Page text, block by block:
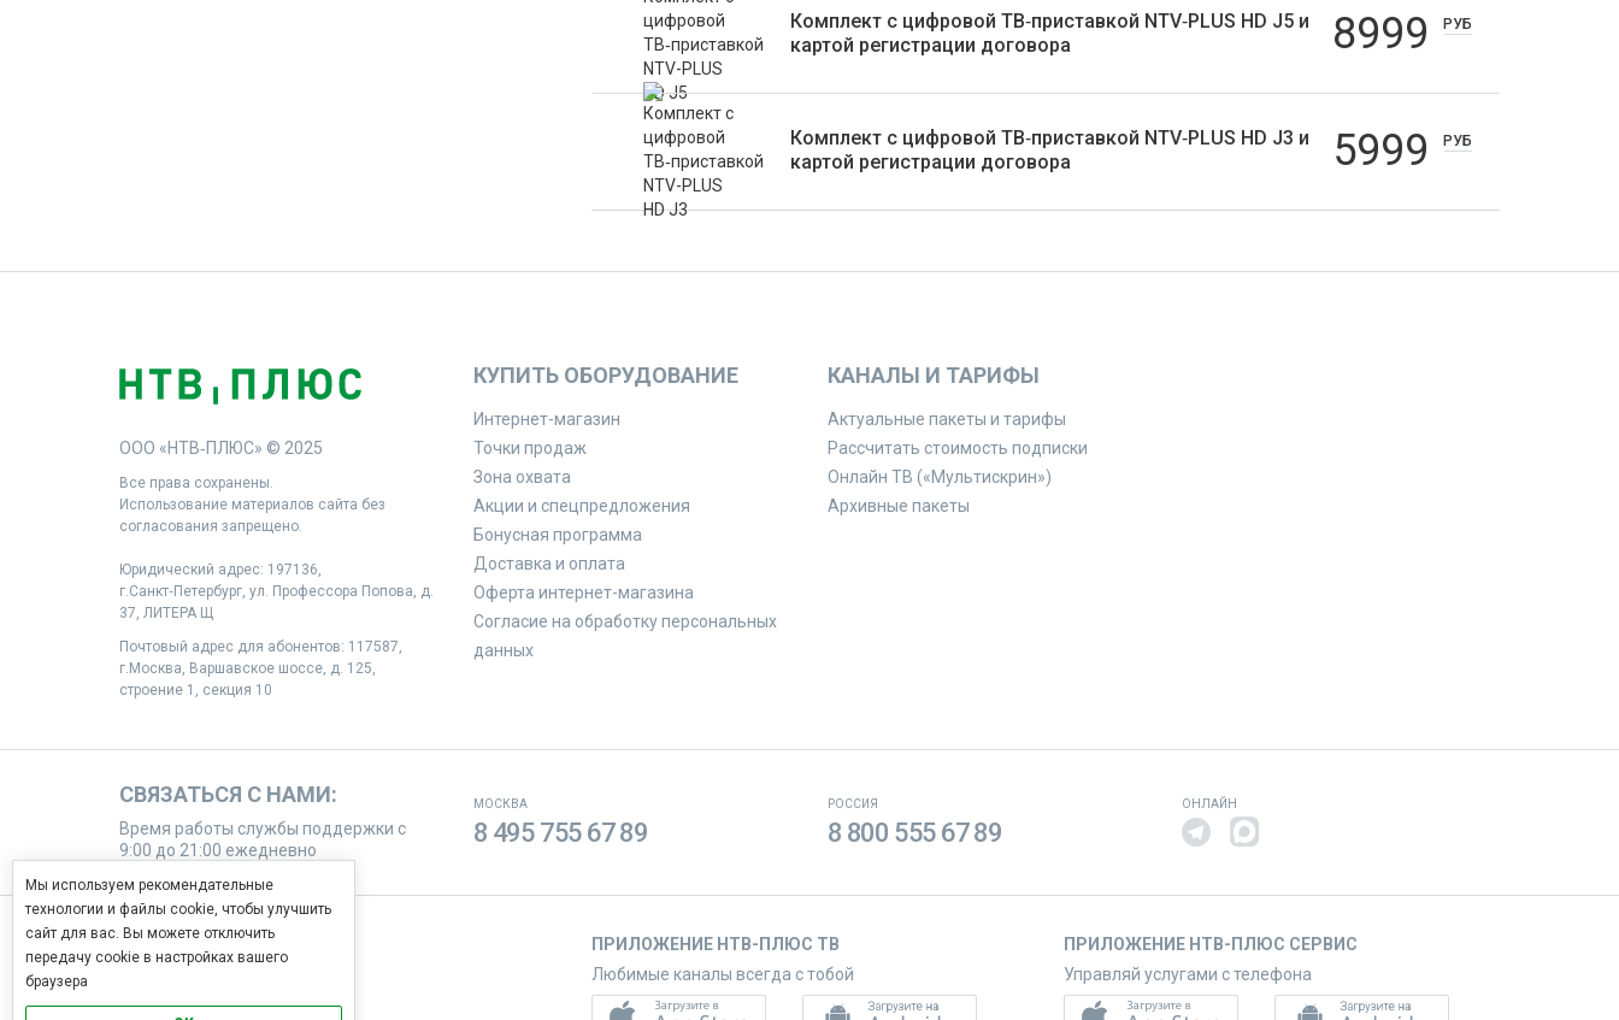
Комплект с цифровой ТВ‑приставкой NTV‑PLUS HD J5 и
картой регистрации договора
8999 РУБ
Комплект с цифровой ТВ‑приставкой NTV‑PLUS HD J3 и
картой регистрации договора
5999 РУБ
ООО «НТВ‑ПЛЮС» © 2025
Все права сохранены.
Использование материалов сайта без
согласования запрещено.
Юридический адрес: 197136,
г.Санкт‑Петербург, ул. Профессора Попова, д.
37, ЛИТЕРА Щ
Почтовый адрес для абонентов: 117587,
г.Москва, Варшавское шоссе, д. 125,
строение 1, секция 10
КУПИТЬ ОБОРУДОВАНИЕ
Интернет-магазин
Точки продаж
Зона охвата
Акции и спецпредложения
Бонусная программа
Доставка и оплата
Оферта интернет-магазина
Согласие на обработку персональных
данных
КАНАЛЫ И ТАРИФЫ
Актуальные пакеты и тарифы
Рассчитать стоимость подписки
Онлайн ТВ («Мультискрин»)
Архивные пакеты
СВЯЗАТЬСЯ С НАМИ:
Время работы службы поддержки с
9:00 до 21:00 ежедневно
МОСКВА
8 495 755 67 89
РОССИЯ
8 800 555 67 89
ОНЛАЙН
МЫ В СОЦИАЛЬНЫХ СЕТЯХ
ПРИЛОЖЕНИЕ НТВ-ПЛЮС ТВ
Любимые каналы всегда с тобой
ПРИЛОЖЕНИЕ НТВ-ПЛЮС СЕРВИС
Управляй услугами с телефона
Мы используем рекомендательные
технологии и файлы cookie, чтобы улучшить
сайт для вас. Вы можете отключить
передачу cookie в настройках вашего
браузера